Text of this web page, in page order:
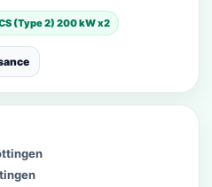
(Type 2) 200 kW x2